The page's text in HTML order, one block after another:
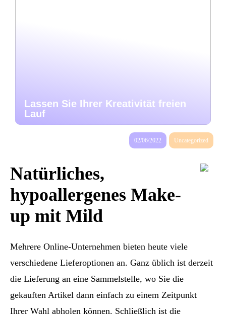
Lassen Sie Ihrer Kreativität freien
Lauf
02/06/2022 Uncategorized
Natürliches,
hypoallergenes Make-
up mit Mild
Mehrere Online-Unternehmen bieten heute viele
verschiedene Lieferoptionen an. Ganz üblich ist derzeit
die Lieferung an eine Sammelstelle, wo Sie die
gekauften Artikel dann einfach zu einem Zeitpunkt
Ihrer Wahl abholen können. Schließlich ist die